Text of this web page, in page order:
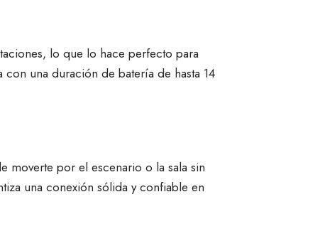
lo que lo hace perfecto para
con una duración de batería de hasta 14
moverte por el escenario o la sala sin
una conexión sólida y confiable en